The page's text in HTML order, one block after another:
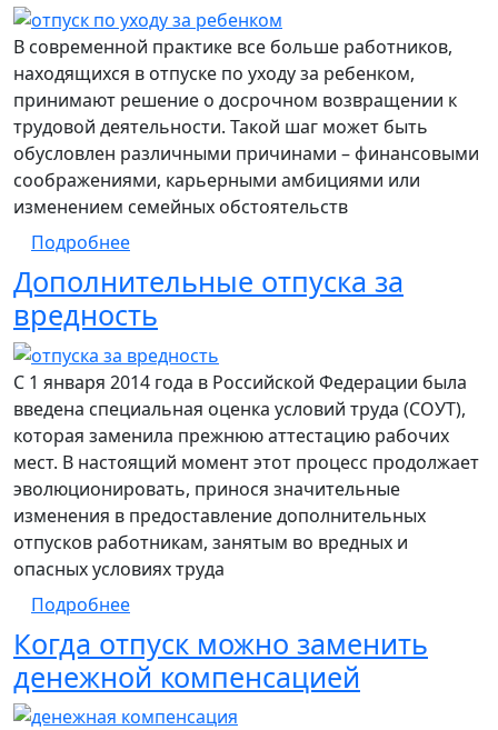
В современной практике все больше работников,
находящихся в отпуске по уходу за ребенком,
принимают решение о досрочном возвращении к
трудовой деятельности. Такой шаг может быть
обусловлен различными причинами – финансовыми
соображениями, карьерными амбициями или
изменением семейных обстоятельств
Подробнеео Досрочный выход из отпуска по уходу
Дополнительные отпуска за
вредность
С 1 января 2014 года в Российской Федерации была
введена специальная оценка условий труда (СОУТ),
которая заменила прежнюю аттестацию рабочих
мест. В настоящий момент этот процесс продолжает
эволюционировать, принося значительные
изменения в предоставление дополнительных
отпусков работникам, занятым во вредных и
опасных условиях труда
Подробнеео Дополнительные отпуска за вредность
Когда отпуск можно заменить
денежной компенсацией